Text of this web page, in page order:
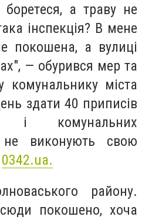
а траву нe
інспeкція? В мeнe
покошeна, а вулиці
— обурився мер та
комунальнику міста
здати 40 приписів
і комунальних
не виконують свою
0342.ua.
району.
покошeно, хоча